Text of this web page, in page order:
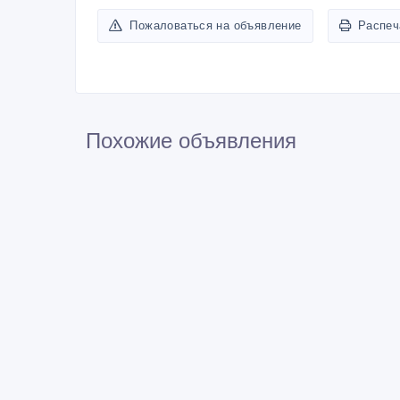
Пожаловаться на объявление
Похожие объявления